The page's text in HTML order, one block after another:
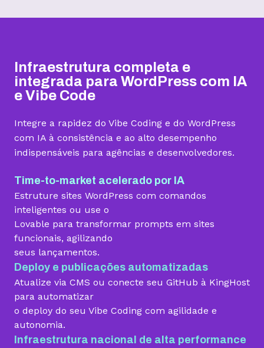
Contratar Contratar
Armazenamento
Quantidade de sites
1 site 3 sites 5 sites
Hospedagem gerenciada para WordPress
Domínio grátis
Migração grátis
Vibe Coding
Infraestrutura completa e
integrada para WordPress com IA
e Vibe Code
Integre a rapidez do Vibe Coding e do WordPress
com IA à consistência e ao alto desempenho
indispensáveis para agências e desenvolvedores.
Time-to-market acelerado por IA
Estruture sites WordPress com comandos
inteligentes ou use o
Lovable para transformar prompts em sites
funcionais, agilizando
seus lançamentos.
Deploy e publicações automatizadas
Atualize via CMS ou conecte seu GitHub à KingHost
para automatizar
o deploy do seu Vibe Coding com agilidade e
autonomia.
Infraestrutura nacional de alta performance